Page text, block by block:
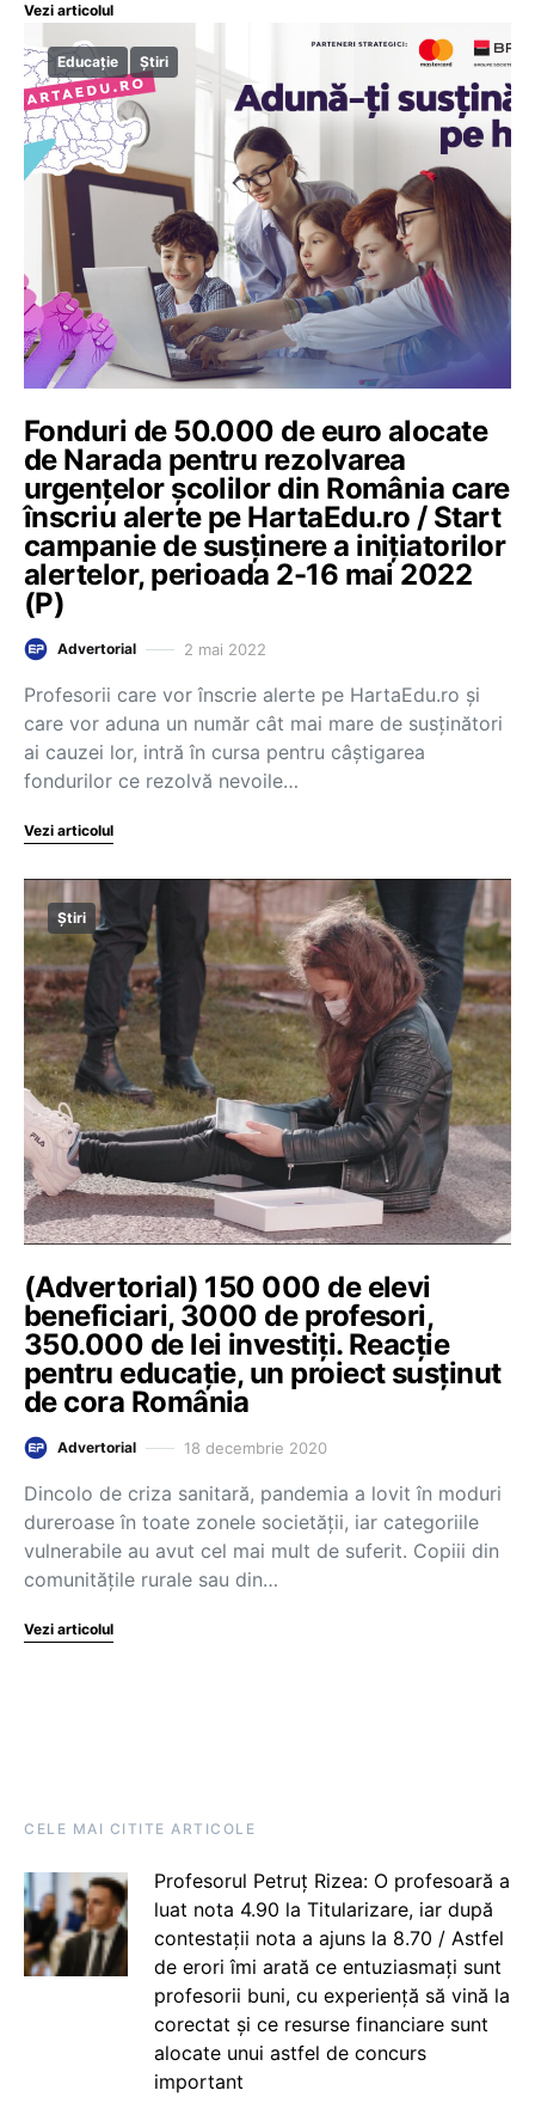
Vezi articolul
Educație Știri
Fonduri de 50.000 de euro alocate
de Narada pentru rezolvarea
urgenţelor şcolilor din România care
înscriu alerte pe HartaEdu.ro / Start
campanie de susținere a inițiatorilor
alertelor, perioada 2-16 mai 2022
(P)
Advertorial 2 mai 2022
Profesorii care vor înscrie alerte pe HartaEdu.ro şi
care vor aduna un număr cât mai mare de susţinători
ai cauzei lor, intră în cursa pentru câştigarea
fondurilor ce rezolvă nevoile…
Vezi articolul
Știri
(Advertorial) 150 000 de elevi
beneficiari, 3000 de profesori,
350.000 de lei investiți. Reacție
pentru educație, un proiect susținut
de cora România
Advertorial 18 decembrie 2020
Dincolo de criza sanitară, pandemia a lovit în moduri
dureroase în toate zonele societății, iar categoriile
vulnerabile au avut cel mai mult de suferit. Copiii din
comunitățile rurale sau din…
Vezi articolul
CELE MAI CITITE ARTICOLE
Profesorul Petruț Rizea: O profesoară a
luat nota 4.90 la Titularizare, iar după
contestații nota a ajuns la 8.70 / Astfel
de erori îmi arată ce entuziasmați sunt
profesorii buni, cu experiență să vină la
corectat și ce resurse financiare sunt
alocate unui astfel de concurs
important